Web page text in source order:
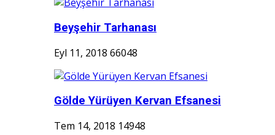
Beyşehir Tarhanası
Eyl 11, 2018 66048
Gölde Yürüyen Kervan Efsanesi
Tem 14, 2018 14948